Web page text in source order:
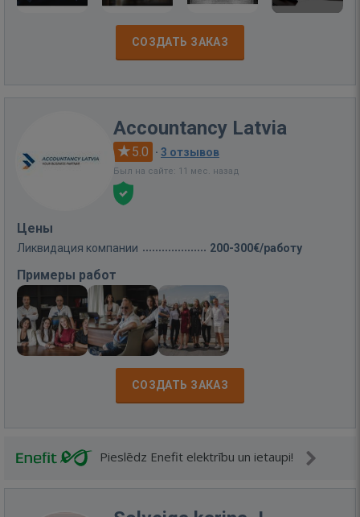
СОЗДАТЬ ЗАКАЗ
Accountancy Latvia
5.0 · 3 отзывов
Был на сайте: 11 мес. назад
Цены
Ликвидация компании 200-300€/работу
Примеры работ
СОЗДАТЬ ЗАКАЗ
Pieslēdz Enefit elektrību un ietaupi!